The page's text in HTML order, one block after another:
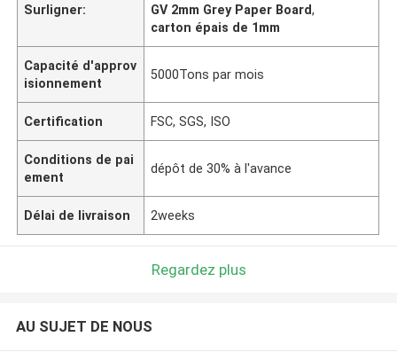
Surligner:
GV 2mm Grey Paper Board,
carton épais de 1mm
Capacité d'approv
isionnement
5000Tons par mois
Certification FSC, SGS, ISO
Conditions de pai
ement
dépôt de 30% à l'avance
Délai de livraison 2weeks
Regardez plus
AU SUJET DE NOUS